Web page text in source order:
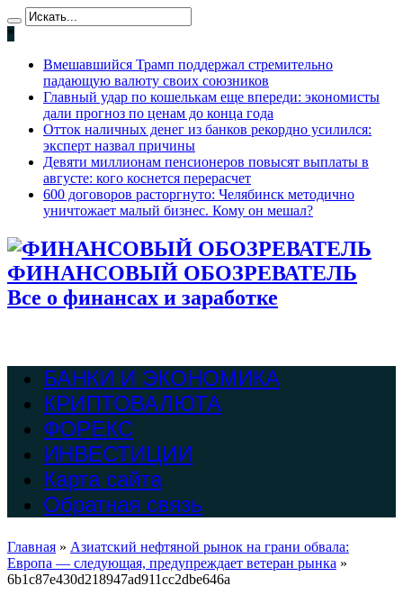
*
Вмешавшийся Трамп поддержал стремительно
падающую валюту своих союзников
Главный удар по кошелькам еще впереди: экономисты
дали прогноз по ценам до конца года
Отток наличных денег из банков рекордно усилился:
эксперт назвал причины
Девяти миллионам пенсионеров повысят выплаты в
августе: кого коснется перерасчет
600 договоров расторгнуто: Челябинск методично
уничтожает малый бизнес. Кому он мешал?
ФИНАНСОВЫЙ ОБОЗРЕВАТЕЛЬ
Все о финансах и заработке
БАНКИ И ЭКОНОМИКА
КРИПТОВАЛЮТА
ФОРЕКС
ИНВЕСТИЦИИ
Карта сайта
Обратная связь
Главная » Азиатский нефтяной рынок на грани обвала:
Европа — следующая, предупреждает ветеран рынка »
6b1c87e430d218947ad911cc2dbe646a